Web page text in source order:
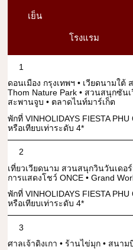
เย็น
โรงแรม
1
ดอนเมือง กรุงเทพฯ • เวียดนามใต้
Thom Nature Park • สวนสนุกซัน
สะพานจูบ • ตลาดไนท์มาร์เก็ต
พักที่ VINHOLIDAYS FIESTA PHU
หรือเทียบเท่าระดับ 4*
2
เที่ยวเวียดนาม สวนสนุกวินวันเดอ
การแสดงโชว์ ONCE • Grand
พักที่ VINHOLIDAYS FIESTA PHU
หรือเทียบเท่าระดับ 4*
3
ศาลเจ้าดิงเกา • ร้านไข่มุก • สนา